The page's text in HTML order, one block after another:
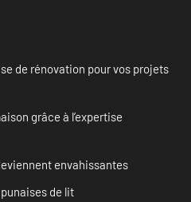
de rénovation pour vos projets
grâce à l’expertise
envahissantes
de lit